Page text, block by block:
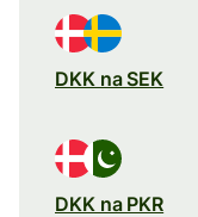
DKK na SEK
DKK na PKR